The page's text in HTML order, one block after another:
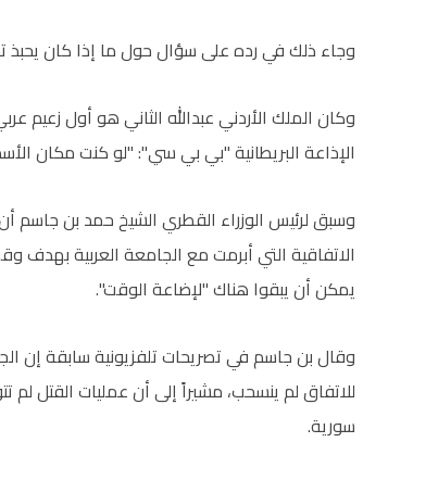
وجاء ذلك في رده على سؤال حول ما إذا كان يحبذ
وكان الملك الأردني عبدالله الثاني هو أول زعيم
الإذاعة البريطانية "بي بي سي": "لو كنت مكان
وسبق لرئيس الوزراء القطري الشيخ حمد بن جاسم أن
الاتفاقية التي أبرمت مع الجامعة العربية بهدف
يمكن أن يبقوا هناك "لإضاعة الوقت".
وقال بن جاسم في تصريحات تلفزيونية سابقة إن
للاتفاق لم ينسحب، مشيراً إلى أن عمليات القتل
سورية.